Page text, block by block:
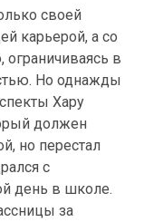
своей
карьерой, а со
ограничиваясь в
Но однажды
Хару
должен
но перестал
с
день в школе.
за